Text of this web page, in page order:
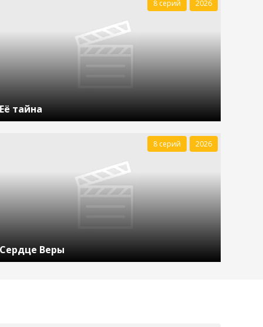
Её тайна
8 серий 2026
Сердце Веры
8 серий 2026